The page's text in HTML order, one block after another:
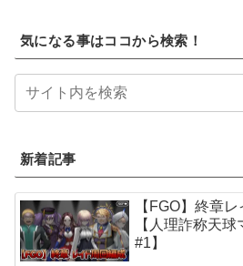
気になる事はココから検索！
新着記事
【FGO】終章
【人理詐称天
#1】